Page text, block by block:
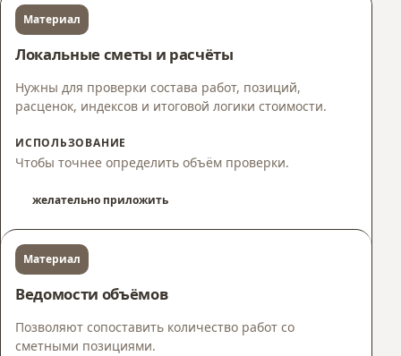
Материал
Локальные сметы и расчёты
Нужны для проверки состава работ, позиций,
расценок, индексов и итоговой логики стоимости.
ИСПОЛЬЗОВАНИЕ
Чтобы точнее определить объём проверки.
желательно приложить
Материал
Ведомости объёмов
Позволяют сопоставить количество работ со
сметными позициями.